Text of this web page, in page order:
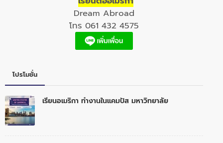
Dream Abroad
โทร 061 432 4575
โปรโมชั่น
เรียนอเมริกา ทำงานในแคมปัส มหาวิทยาลัย